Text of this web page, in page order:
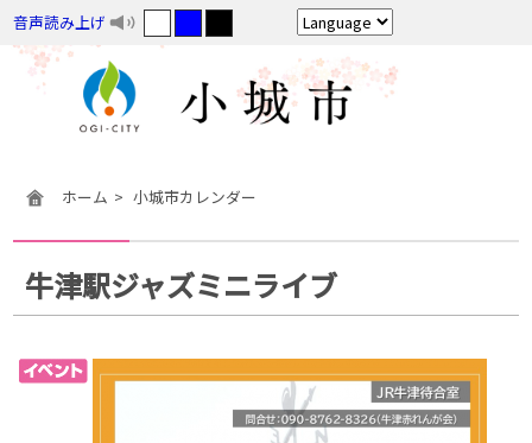
音声読み上げ
ホーム 小城市カレンダー
牛津駅ジャズミニライブ